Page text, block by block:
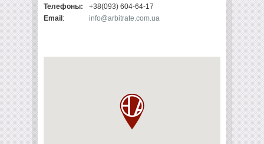
Телефоны:
+38(093) 604-64-17
Email : info@arbitrate.com.ua